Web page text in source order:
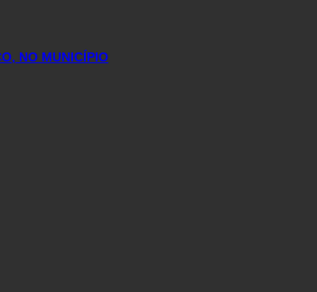
NO MUNICÍPIO